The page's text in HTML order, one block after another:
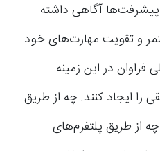
آگاهی داشته
و تقویت مهارت‌های خود
در این زمینه
را ایجاد کنند. چه از طریق
از طریق پلتفرم‌های